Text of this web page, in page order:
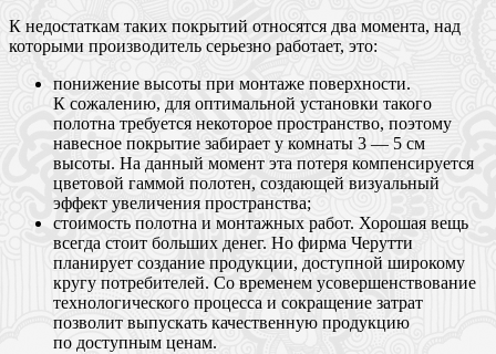
К недостаткам таких покрытий относятся два момента, над
которыми производитель серьезно работает, это:
понижение высоты при монтаже поверхности.
К сожалению, для оптимальной установки такого
полотна требуется некоторое пространство, поэтому
навесное покрытие забирает у комнаты 3 — 5 см
высоты. На данный момент эта потеря компенсируется
цветовой гаммой полотен, создающей визуальный
эффект увеличения пространства;
стоимость полотна и монтажных работ. Хорошая вещь
всегда стоит больших денег. Но фирма Черутти
планирует создание продукции, доступной широкому
кругу потребителей. Со временем усовершенствование
технологического процесса и сокращение затрат
позволит выпускать качественную продукцию
по доступным ценам.